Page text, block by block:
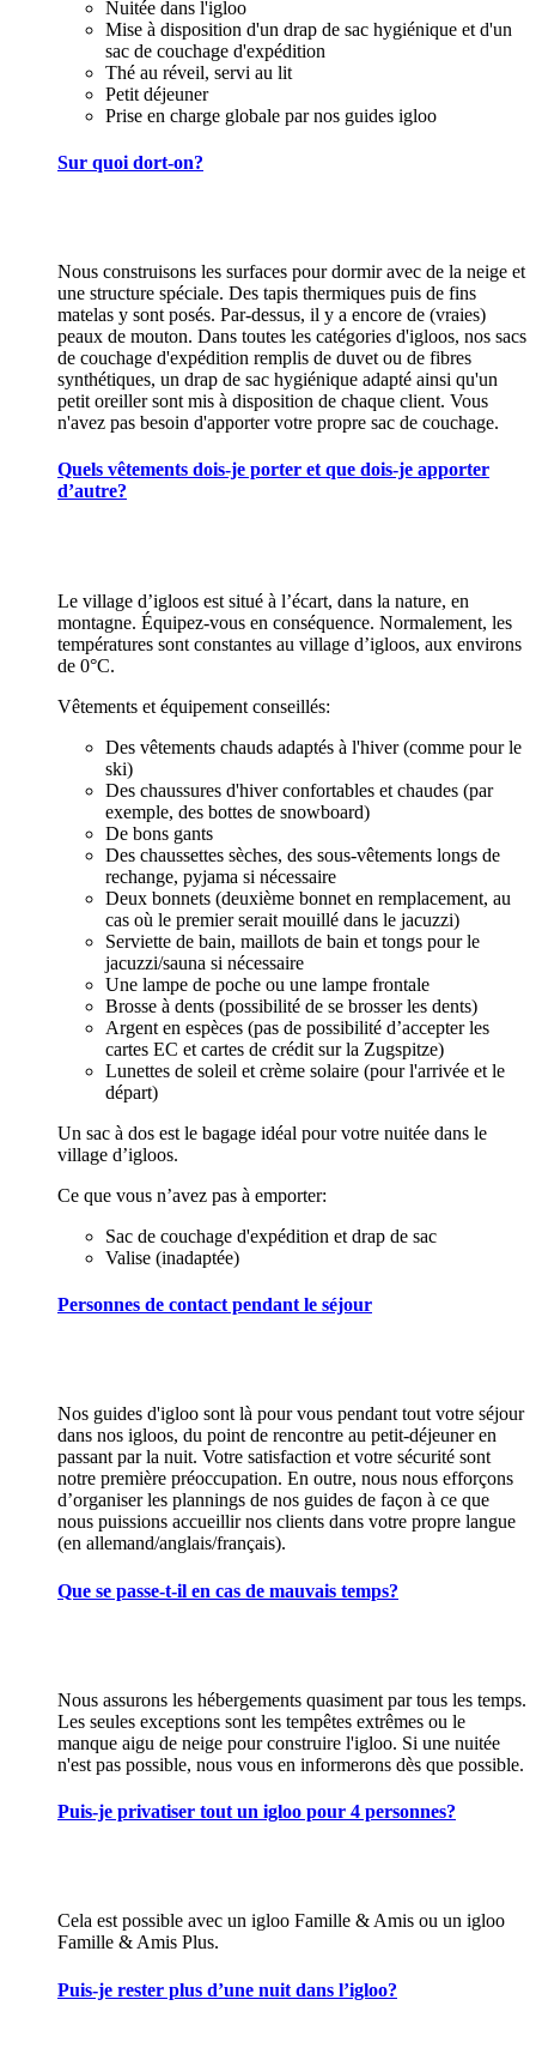
Nuitée dans l'igloo
Mise à disposition d'un drap de sac hygiénique et d'un
sac de couchage d'expédition
Thé au réveil, servi au lit
Petit déjeuner
Prise en charge globale par nos guides igloo
Sur quoi dort-on?
Nous construisons les surfaces pour dormir avec de la neige et
une structure spéciale. Des tapis thermiques puis de fins
matelas y sont posés. Par-dessus, il y a encore de (vraies)
peaux de mouton. Dans toutes les catégories d'igloos, nos sacs
de couchage d'expédition remplis de duvet ou de fibres
synthétiques, un drap de sac hygiénique adapté ainsi qu'un
petit oreiller sont mis à disposition de chaque client. Vous
n'avez pas besoin d'apporter votre propre sac de couchage.
Quels vêtements dois-je porter et que dois-je apporter
d’autre?
Le village d’igloos est situé à l’écart, dans la nature, en
montagne. Équipez-vous en conséquence. Normalement, les
températures sont constantes au village d’igloos, aux environs
de 0°C.
Vêtements et équipement conseillés:
Des vêtements chauds adaptés à l'hiver (comme pour le
ski)
Des chaussures d'hiver confortables et chaudes (par
exemple, des bottes de snowboard)
De bons gants
Des chaussettes sèches, des sous-vêtements longs de
rechange, pyjama si nécessaire
Deux bonnets (deuxième bonnet en remplacement, au
cas où le premier serait mouillé dans le jacuzzi)
Serviette de bain, maillots de bain et tongs pour le
jacuzzi/sauna si nécessaire
Une lampe de poche ou une lampe frontale
Brosse à dents (possibilité de se brosser les dents)
Argent en espèces (pas de possibilité d’accepter les
cartes EC et cartes de crédit sur la Zugspitze)
Lunettes de soleil et crème solaire (pour l'arrivée et le
départ)
Un sac à dos est le bagage idéal pour votre nuitée dans le
village d’igloos.
Ce que vous n’avez pas à emporter:
Sac de couchage d'expédition et drap de sac
Valise (inadaptée)
Personnes de contact pendant le séjour
Nos guides d'igloo sont là pour vous pendant tout votre séjour
dans nos igloos, du point de rencontre au petit-déjeuner en
passant par la nuit. Votre satisfaction et votre sécurité sont
notre première préoccupation. En outre, nous nous efforçons
d’organiser les plannings de nos guides de façon à ce que
nous puissions accueillir nos clients dans votre propre langue
(en allemand/anglais/français).
Que se passe-t-il en cas de mauvais temps?
Nous assurons les hébergements quasiment par tous les temps.
Les seules exceptions sont les tempêtes extrêmes ou le
manque aigu de neige pour construire l'igloo. Si une nuitée
n'est pas possible, nous vous en informerons dès que possible.
Puis-je privatiser tout un igloo pour 4 personnes?
Cela est possible avec un igloo Famille & Amis ou un igloo
Famille & Amis Plus.
Puis-je rester plus d’une nuit dans l’igloo?